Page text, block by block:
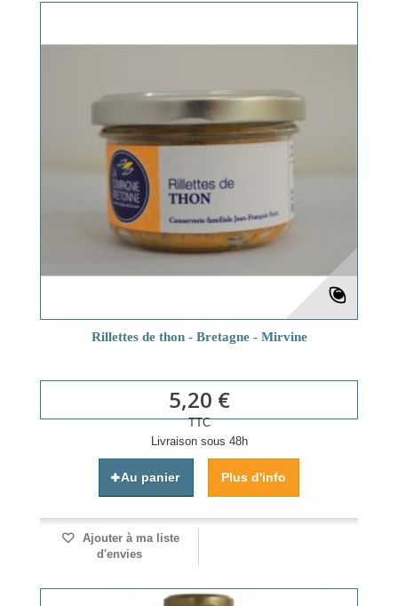
Rillettes de thon - Bretagne - Mirvine
5,20 €
TTC
Livraison sous 48h
Au panier Plus d'info
Ajouter à ma liste
d'envies